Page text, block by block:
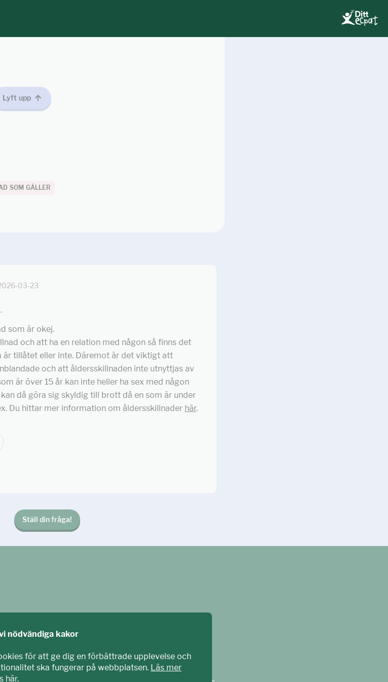
Lyft upp
SOM GÄLLER
03-23
som är okej.
och att ha en relation med någon så finns det
är tillåtet eller inte. Däremot är det viktigt att
och att åldersskillnaden inte utnyttjas av
är över 15 år kan inte heller ha sex med någon
då göra sig skyldig till brott då en som är under
Du hittar mer information om åldersskillnader här.
Ställ din fråga!
nödvändiga kakor
för att ge dig en förbättrade upplevelse och
ska fungerar på webbplatsen. Läs mer
här.